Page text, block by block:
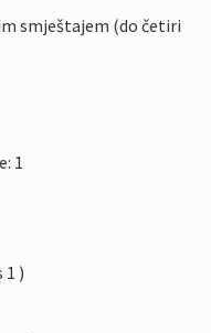
smještajem (do četiri
1
1 )